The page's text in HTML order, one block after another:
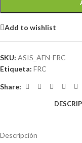
Add to wishlist
SKU: ASIS_AFN-FRC
Etiqueta: FRC
Share:
Descripción